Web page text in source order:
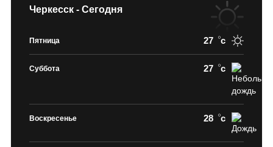
Черкесск - Сегодня
Пятница 27 c
Суббота 27 c
Воскресенье 28 c